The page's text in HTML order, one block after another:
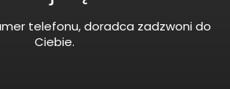
telefonu, doradca zadzwoni do
Ciebie.